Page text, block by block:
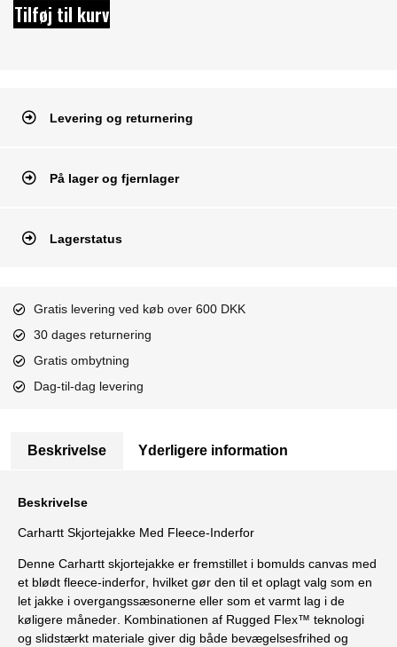
Tilføj til kurv
Levering og returnering
På lager og fjernlager
Lagerstatus
Gratis levering ved køb over 600 DKK
30 dages returnering
Gratis ombytning
Dag-til-dag levering
Beskrivelse Yderligere information
Beskrivelse
Carhartt Skjortejakke Med Fleece-Inderfor
Denne Carhartt skjortejakke er fremstillet i bomulds canvas med
et blødt fleece-inderfor, hvilket gør den til et oplagt valg som en
let jakke i overgangssæsonerne eller som et varmt lag i de
køligere måneder. Kombinationen af Rugged Flex™ teknologi
og slidstærkt materiale giver dig både bevægelsesfrihed og